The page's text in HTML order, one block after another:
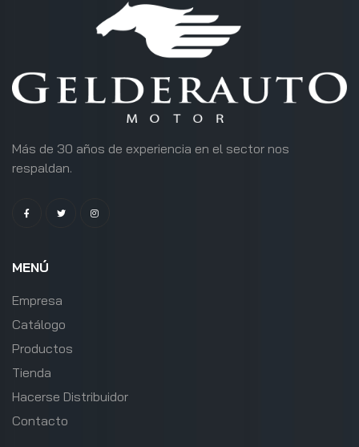
Más de 30 años de experiencia en el sector nos
respaldan.
MENÚ
Empresa
Catálogo
Productos
Tienda
Hacerse Distribuidor
Contacto